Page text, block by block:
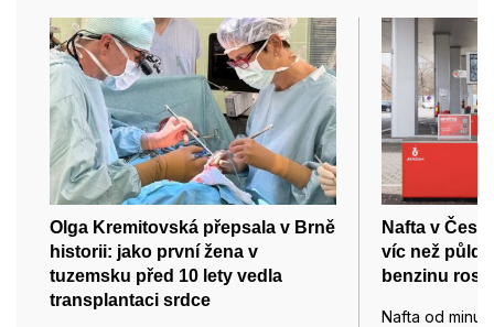
Olga Kremitovská přepsala v Brně
historii: jako první žena v
tuzemsku před 10 lety vedla
transplantaci srdce
Nafta v
víc než
benzinu
Nafta od